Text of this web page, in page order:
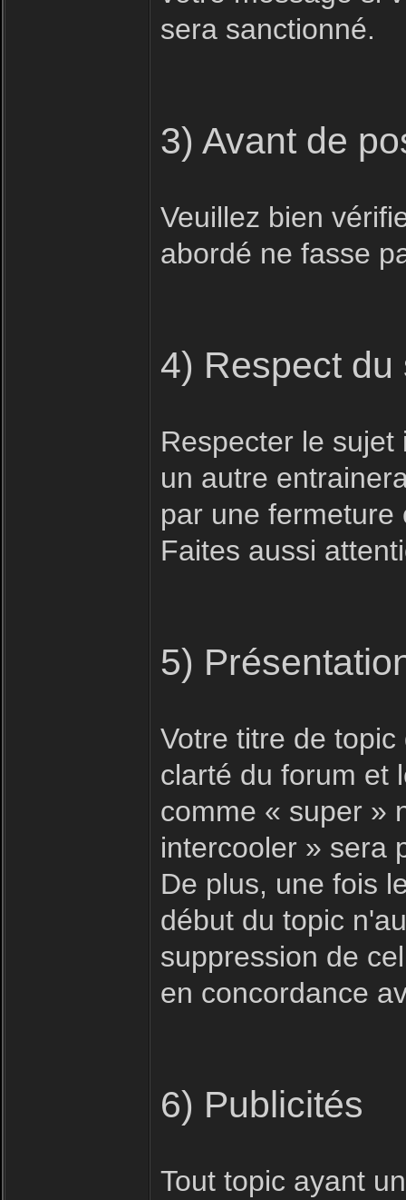
sera sanctionné.
3) Avant de
Veuillez bien
abordé ne fasse
4) Respect
Respecter le sujet
un autre
par une
Faites aussi
5)
Votre titre de
clarté du forum et
comme « super »
intercooler » sera
De plus, une fois
début du topic
suppression de
en concordance
6) Publicités
Tout topic ayant